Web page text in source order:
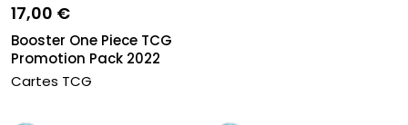
17,00 €
Booster One Piece TCG
Promotion Pack 2022
Cartes TCG